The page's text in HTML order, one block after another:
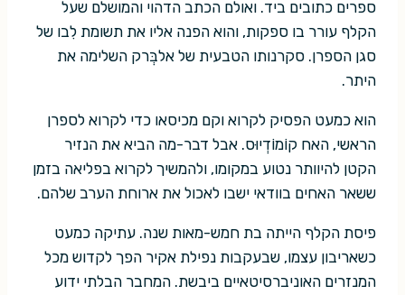
ספרים כתובים ביד. ואולם הכתב הדהוי והמושלם שעל
הקלף עורר בו ספקות, והוא הפנה אליו את תשומת לִבו של
סגן הספרן. סקרנותו הטבעית של אלבְּרק השלימה את
היתר.
הוא כמעט הפסיק לקרוא וקם מכיסאו כדי לקרוא לספרן
הראשי, האח קוֹמוֹדְיוּס. אבל דבר-מה הביא את הנזיר
הקטן להיוותר נטוע במקומו, ולהמשיך לקרוא בפליאה בזמן
ששאר האחים בוודאי ישבו לאכול את ארוחת הערב שלהם.
פיסת הקלף הייתה בת חמש-מאות שנה. עתיקה כמעט
כשאריבון עצמו, שבעקבות נפילת אקיר הפך לקדוש מכל
המנזרים האוניברסיטאיים ביבשת. המחבר הבלתי ידוע